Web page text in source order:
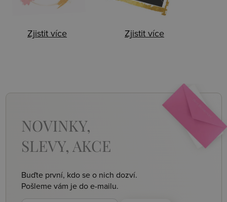
Zjistit více Zjistit více
NOVINKY,
SLEVY, AKCE
Buďte první, kdo se o nich dozví.
Pošleme vám je do e-mailu.